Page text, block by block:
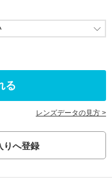
レンズデータの見方 >
りへ登録